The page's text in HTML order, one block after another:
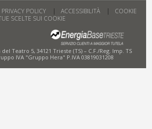
PRIVACY POLICY ACCESSIBILITÀ
COOKIE
SCELTE SUI COOKIE
del Teatro 5, 34121 Trieste (TS) – C.F./Reg. Imp. TS
IVA "Gruppo Hera" P.IVA 03819031208